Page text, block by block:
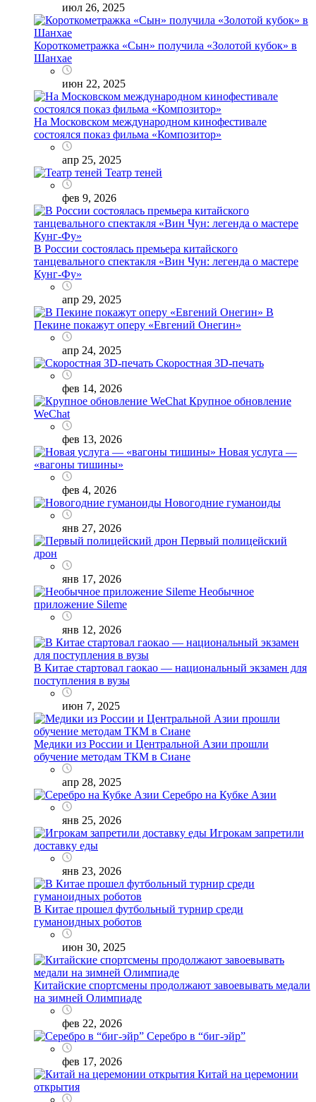
июл 26, 2025
Короткометражка «Сын» получила «Золотой кубок» в
Шанхае
июн 22, 2025
На Московском международном кинофестивале
состоялся показ фильма «Композитор»
апр 25, 2025
Театр теней
фев 9, 2026
В России состоялась премьера китайского
танцевального спектакля «Вин Чун: легенда о мастере
Кунг-Фу»
апр 29, 2025
В
Пекине покажут оперу «Евгений Онегин»
апр 24, 2025
Скоростная 3D-печать
фев 14, 2026
Крупное обновление
WeChat
фев 13, 2026
Новая услуга —
«вагоны тишины»
фев 4, 2026
Новогодние гуманоиды
янв 27, 2026
Первый полицейский
дрон
янв 17, 2026
Необычное
приложение Sileme
янв 12, 2026
В Китае стартовал гаокао — национальный экзамен для
поступления в вузы
июн 7, 2025
Медики из России и Центральной Азии прошли
обучение методам ТКМ в Сиане
апр 28, 2025
Серебро на Кубке Азии
янв 25, 2026
Игрокам запретили
доставку еды
янв 23, 2026
В Китае прошел футбольный турнир среди
гуманоидных роботов
июн 30, 2025
Китайские спортсмены продолжают завоевывать медали
на зимней Олимпиаде
фев 22, 2026
Серебро в “биг-эйр”
фев 17, 2026
Китай на церемонии
открытия